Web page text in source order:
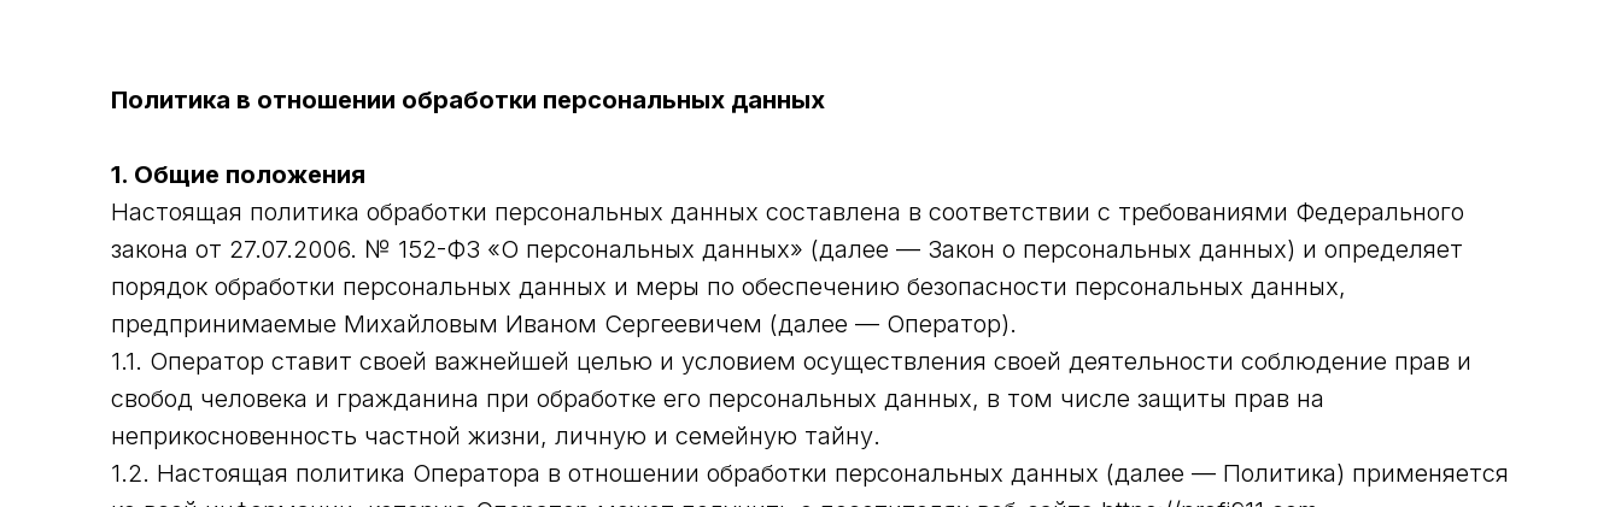
Политика в отношении обработки персональных данных
1. Общие положения
Настоящая политика обработки персональных данных составлена в соответствии с требованиями Федерального
закона от 27.07.2006. № 152-ФЗ «О персональных данных» (далее — Закон о персональных данных) и определяет
порядок обработки персональных данных и меры по обеспечению безопасности персональных данных,
предпринимаемые Михайловым Иваном Сергеевичем (далее — Оператор).
1.1. Оператор ставит своей важнейшей целью и условием осуществления своей деятельности соблюдение прав и
свобод человека и гражданина при обработке его персональных данных, в том числе защиты прав на
неприкосновенность частной жизни, личную и семейную тайну.
1.2. Настоящая политика Оператора в отношении обработки персональных данных (далее — Политика) применяется